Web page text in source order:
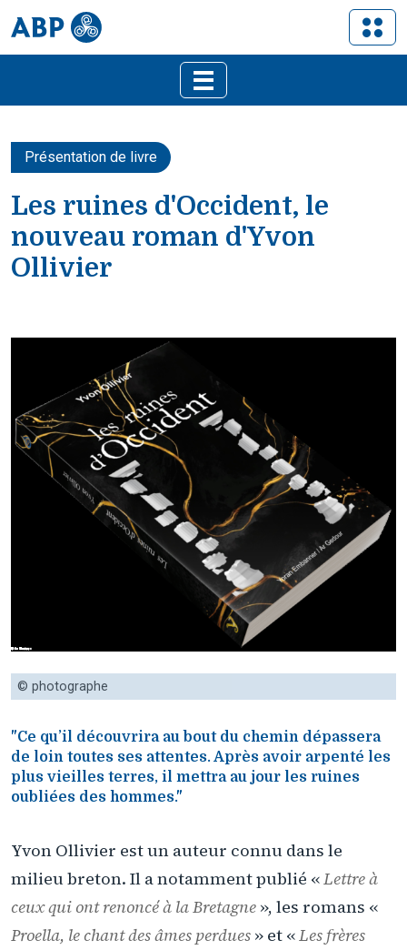
Présentation de livre
Les ruines d'Occident, le
nouveau roman d'Yvon
Ollivier
© photographe
"Ce qu’il découvrira au bout du chemin dépassera
de loin toutes ses attentes. Après avoir arpenté les
plus vieilles terres, il mettra au jour les ruines
oubliées des hommes."
Yvon Ollivier est un auteur connu dans le
milieu breton. Il a notamment publié «Lettre à
ceux qui ont renoncé à la Bretagne », les romans «
Proella, le chant des âmes perdues » et «Les frères